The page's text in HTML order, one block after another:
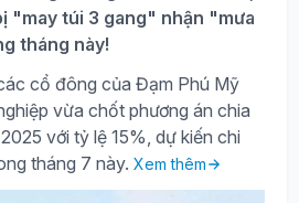
"may túi 3 gang" nhận "mưa
tháng này!
cổ đông của Đạm Phú Mỹ
vừa chốt phương án chia
với tỷ lệ 15%, dự kiến chi
tháng 7 này. Xem thêm